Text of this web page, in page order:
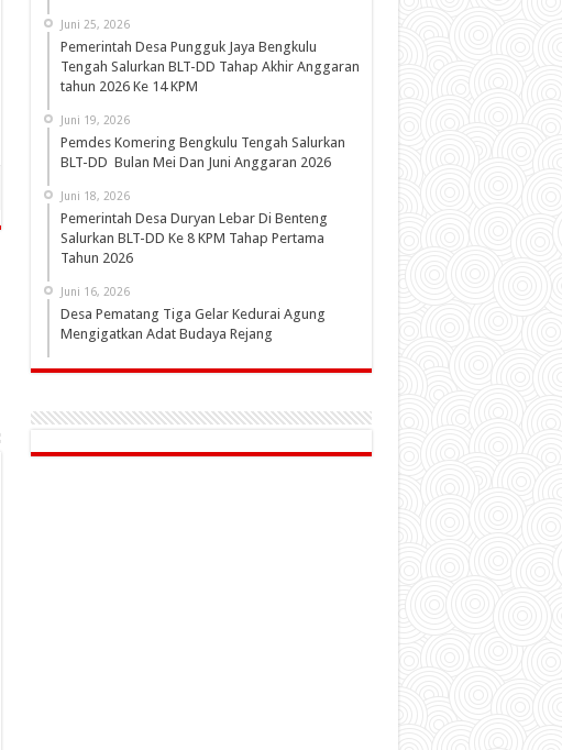
Juni 25, 2026
Pemerintah Desa Pungguk Jaya Bengkulu
Tengah Salurkan BLT-DD Tahap Akhir Anggaran
tahun 2026 Ke 14 KPM
Juni 19, 2026
Pemdes Komering Bengkulu Tengah Salurkan
BLT-DD Bulan Mei Dan Juni Anggaran 2026
Juni 18, 2026
Pemerintah Desa Duryan Lebar Di Benteng
Salurkan BLT-DD Ke 8 KPM Tahap Pertama
Tahun 2026
Juni 16, 2026
Desa Pematang Tiga Gelar Kedurai Agung
Mengigatkan Adat Budaya Rejang